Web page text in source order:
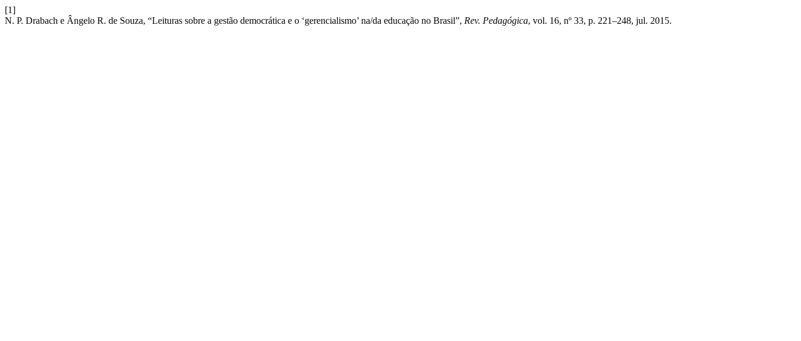
[1]
N. P. Drabach e Ângelo R. de Souza, “Leituras sobre a gestão democrática e o ‘gerencialismo’ na/da educação no Brasil”, Rev. Pedagógica, vol. 16, nº 33, p. 221–248, jul. 2015.